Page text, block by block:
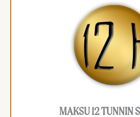
MAKSU 12 TUNNIN